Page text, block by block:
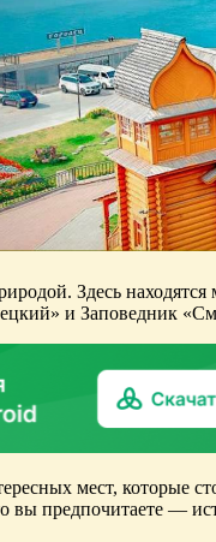
Здесь
и Заповедник
мест, которые
предпочитаете —